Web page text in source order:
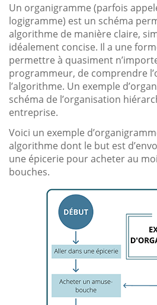
Un organigramme (parfois
logigramme) est un schéma
algorithme de manière claire,
idéalement concise. Il a une
permettre à quasiment
programmeur, de comprendre
l’algorithme. Un exemple
schéma de l’organisation
entreprise.
Voici un exemple
algorithme dont le but est
une épicerie pour acheter au
bouches.